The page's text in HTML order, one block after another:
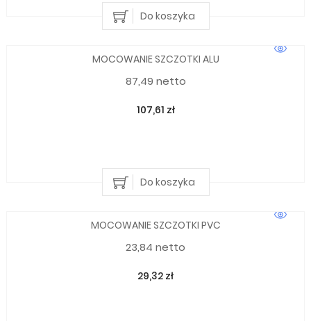
Do koszyka
MOCOWANIE SZCZOTKI ALU
87,49 netto
107,61 zł
Do koszyka
MOCOWANIE SZCZOTKI PVC
23,84 netto
29,32 zł